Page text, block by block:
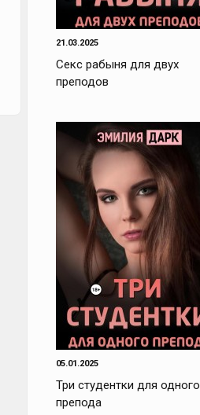
21.03.2025
Секс рабыня для двух
преподов
05.01.2025
Три студентки для одного
препода